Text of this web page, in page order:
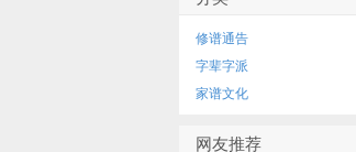
修谱通告
字辈字派
家谱文化
网友推荐